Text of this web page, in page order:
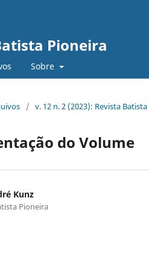
Pioneira
Sobre
/ v. 12 n. 2 (2023): Revista
do Volume
Kunz
Pioneira